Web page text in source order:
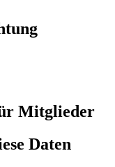
Mitglieder
Daten